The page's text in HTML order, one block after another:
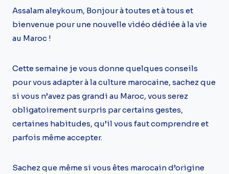
Assalam aleykoum, Bonjour à toutes et à tous et
bienvenue pour une nouvelle vidéo dédiée à la vie
au Maroc !
Cette semaine je vous donne quelques conseils
pour vous adapter à la culture marocaine, sachez que
si vous n’avez pas grandi au Maroc, vous serez
obligatoirement surpris par certains gestes,
certaines habitudes, qu’il vous faut comprendre et
parfois même accepter.
Sachez que même si vous êtes marocain d’origine